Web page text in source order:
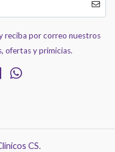
reciba por correo nuestros
ofertas y primicias.
CS.